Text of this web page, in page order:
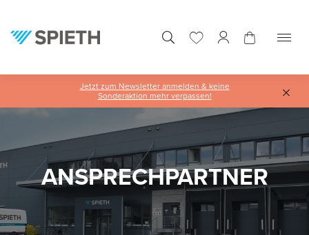
Jetzt zum Newsletter anmelden & keine
Sonderaktion mehr verpassen!
Slider überspringen
ANSPRECHPARTNER